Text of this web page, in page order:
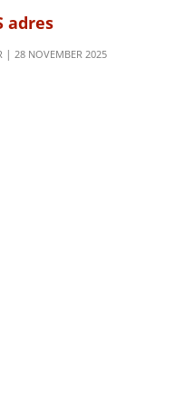
adres
28 NOVEMBER 2025